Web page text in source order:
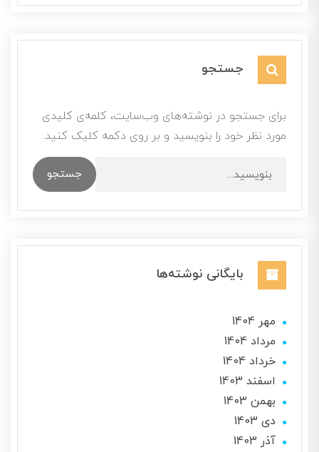
جستجو
برای جستجو در نوشته‌های وب‌سایت، کلمه‌ی کلیدی
مورد نظر خود را بنویسید و بر روی دکمه کلیک کنید.
جستجو
بایگانی نوشته‌ها
مهر 1404
مرداد 1404
خرداد 1404
اسفند 1403
بهمن 1403
دی 1403
آذر 1403